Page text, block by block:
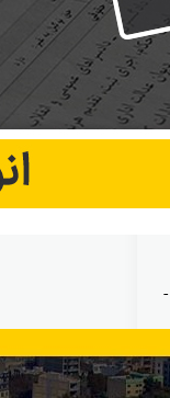
بهمن ۱۲, ۱۴۰۴ -